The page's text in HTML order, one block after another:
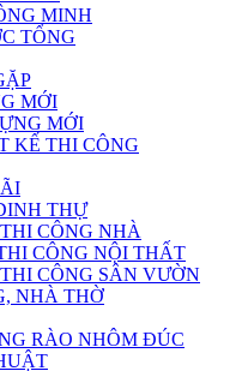
MINH
TỔNG
MỚI
MỚI
KẾ THI CÔNG
THỰ
CÔNG NHÀ
CÔNG NỘI THẤT
CÔNG SÂN VƯỜN
NHÀ THỜ
RÀO NHÔM ĐÚC